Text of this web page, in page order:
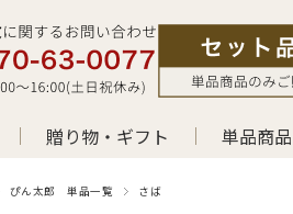
贈り物・ギフト 単品商品
ぴん太郎 単品一覧 さば